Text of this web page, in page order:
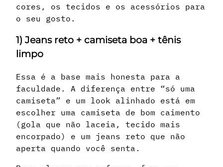
cores, os tecidos e os acessórios para
o seu gosto.
1) Jeans reto + camiseta boa + tênis
limpo
Essa é a base mais honesta para a
faculdade. A diferença entre “só uma
camiseta” e um look alinhado está em
escolher uma camiseta de bom caimento
(gola que não laceia, tecido mais
encorpado) e um jeans reto que não
aperta quando você senta.